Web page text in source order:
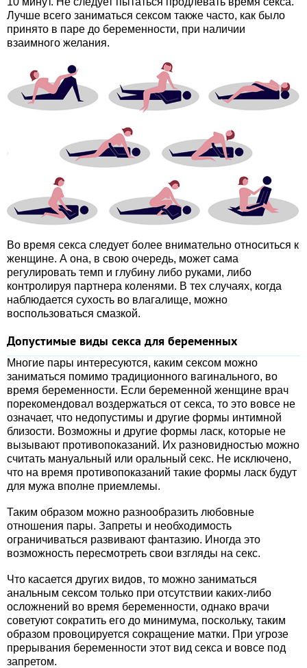
Лучше всего заниматься сексом также часто, как было
принято в паре до беременности, при наличии
взаимного желания.
Во время секса следует более внимательно относиться к
женщине. А она, в свою очередь, может сама
регулировать темп и глубину либо руками, либо
контролируя партнера коленями. В тех случаях, когда
наблюдается сухость во влагалище, можно
воспользоваться смазкой.
Допустимые виды секса для беременных
Многие пары интересуются, каким сексом можно
заниматься помимо традиционного вагинального, во
время беременности. Если беременной женщине врач
порекомендовал воздержаться от секса, то это вовсе не
означает, что недопустимы и другие формы интимной
близости. Возможны и другие формы ласк, которые не
вызывают противопоказаний. Их разновидностью можно
считать мануальный или оральный секс. Не исключено,
что на время противопоказаний такие формы ласк будут
для мужа вполне приемлемы.
Таким образом можно разнообразить любовные
отношения пары. Запреты и необходимость
ограничиваться развивают фантазию. Иногда это
возможность пересмотреть свои взгляды на секс.
Что касается других видов, то можно заниматься
анальным сексом только при отсутствии каких-либо
осложнений во время беременности, однако врачи
советуют сократить его до минимума, поскольку, таким
образом провоцируется сокращение матки. При угрозе
прерывания беременности этот вид секса и вовсе под
запретом.